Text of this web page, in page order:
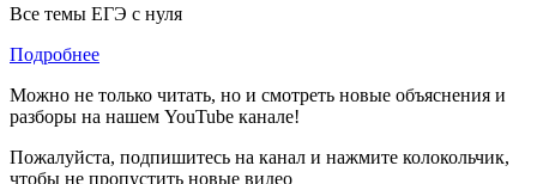
Все темы ЕГЭ с нуля
Подробнее
Можно не только читать, но и смотреть новые объяснения и
разборы на нашем YouTube канале!
Пожалуйста, подпишитесь на канал и нажмите колокольчик,
чтобы не пропустить новые видео